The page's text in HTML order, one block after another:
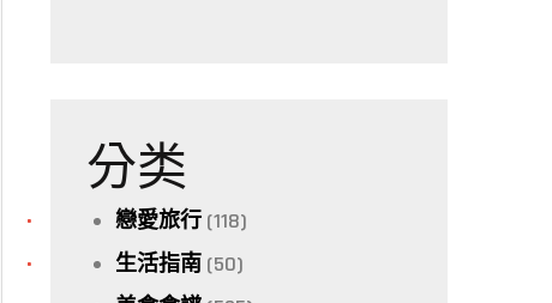
分类
戀愛旅行 (118)
生活指南 (50)